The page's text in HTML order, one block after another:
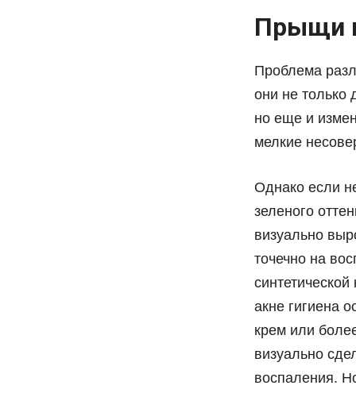
Прыщи
Проблема
они не только
но еще и
мелкие
Однако если
зеленого
визуально
точечно на
акне гигиена
крем или
визуально
воспаления.